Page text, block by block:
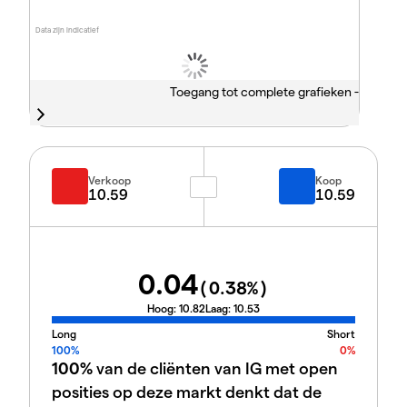
Data zijn indicatief
Toegang tot complete grafieken -
Verkoop
10.59
Koop
10.59
0.04(0.38%)
Hoog: 10.82Laag: 10.53
Long
Short
100%
0%
100%van de cliënten van IG met open
posities op deze markt denkt dat de